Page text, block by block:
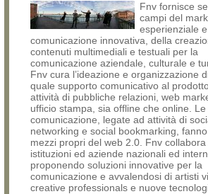
Fnv fornisce
campi del
esperienziale
comunicazione innovativa, della
contenuti multimediali e testuali per la
comunicazione aziendale, culturale e
Fnv cura l’ideazione e organizzazione
quale supporto comunicativo al
attività di pubbliche relazioni, web
ufficio stampa, sia offline che online.
comunicazione, legate ad attività di
networking e social bookmarking,
mezzi propri del web 2.0. Fnv collabora
istituzioni ed aziende nazionali ed
proponendo soluzioni innovative per la
comunicazione e avvalendosi di artisti
creative professionals e nuove